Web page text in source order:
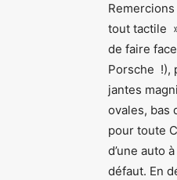
tout tactile
de faire
Porsche !),
jantes
ovales, bas
pour toute
d’une auto
défaut. En